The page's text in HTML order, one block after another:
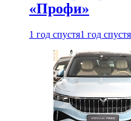
«Профи»
1 год спустя1 год спустя